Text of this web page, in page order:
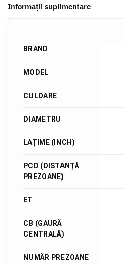
Informații suplimentare
BRAND
MODEL
CULOARE
DIAMETRU
LAȚIME (INCH)
PCD (DISTANȚĂ
PREZOANE)
ET
CB (GAURĂ
CENTRALĂ)
NUMĂR PREZOANE